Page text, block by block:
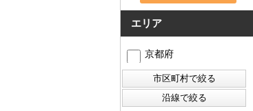
エリア
京都府